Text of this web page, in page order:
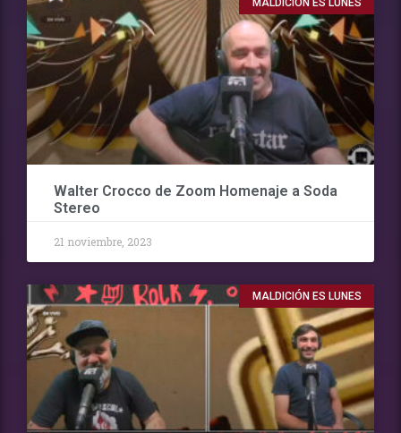
MALDICIÓN ES LUNES
Walter Crocco de Zoom Homenaje a Soda
Stereo
21 noviembre, 2023
MALDICIÓN ES LUNES